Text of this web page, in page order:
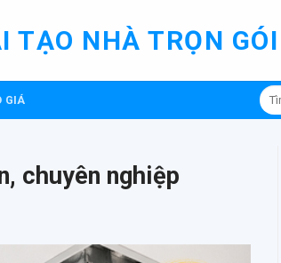
TẠO NHÀ TRỌN GÓI
GIÁ
Tìm
kiếm:
chuyên nghiệp